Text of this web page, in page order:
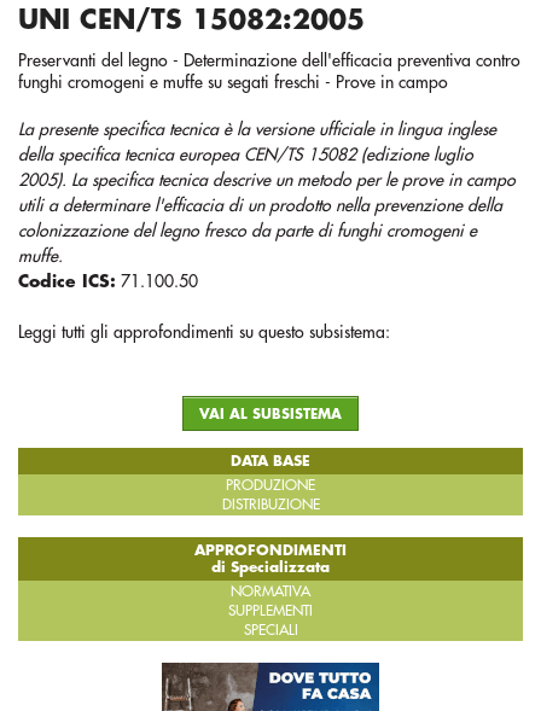
UNI CEN/TS 15082:2005
Preservanti del legno - Determinazione dell'efficacia preventiva contro
funghi cromogeni e muffe su segati freschi - Prove in campo
La presente specifica tecnica è la versione ufficiale in lingua inglese
della specifica tecnica europea CEN/TS 15082 (edizione luglio
2005). La specifica tecnica descrive un metodo per le prove in campo
utili a determinare l'efficacia di un prodotto nella prevenzione della
colonizzazione del legno fresco da parte di funghi cromogeni e
muffe.
Codice ICS: 71.100.50
Leggi tutti gli approfondimenti su questo subsistema:
VAI AL SUBSISTEMA
DATA BASE
PRODUZIONE
DISTRIBUZIONE
APPROFONDIMENTI
di Specializzata
NORMATIVA
SUPPLEMENTI
SPECIALI